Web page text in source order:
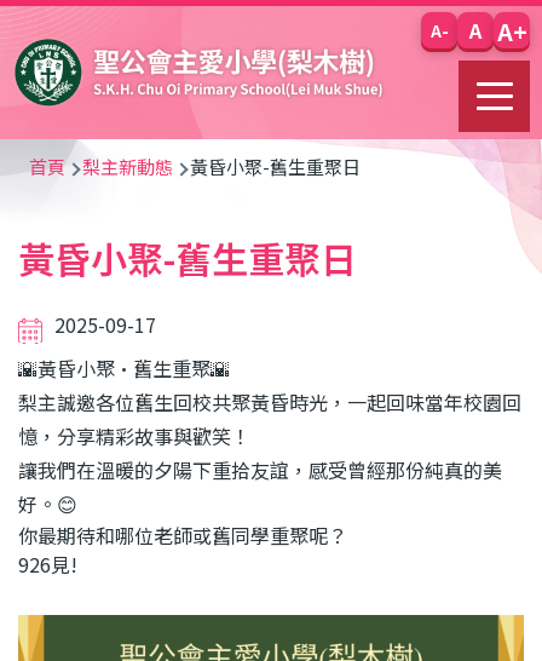
移至主內容
A- A A+
導
連
首頁 梨主新動態 黃昏小聚-舊生重聚日
黃昏小聚-舊生重聚日
2025-09-17
🌇黃昏小聚·舊生重聚🌇
梨主誠邀各位舊生回校共聚黃昏時光，一起回味當年校園回
憶，分享精彩故事與歡笑！
讓我們在溫暖的夕陽下重拾友誼，感受曾經那份純真的美
好。😊
你最期待和哪位老師或舊同學重聚呢？
926見!